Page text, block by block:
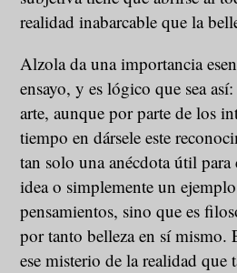
realidad inabarcable que la
Alzola da una importancia
ensayo, y es lógico que sea
arte, aunque por parte de los
tiempo en dársele este
tan solo una anécdota útil
idea o simplemente un
pensamientos, sino que es
por tanto belleza en sí
ese misterio de la realidad que